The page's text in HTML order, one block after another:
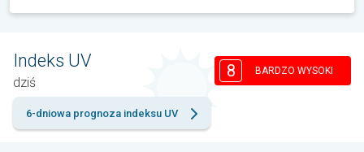
Indeks UV
dziś
8 BARDZO WYSOKI
6-dniowa prognoza indeksu UV